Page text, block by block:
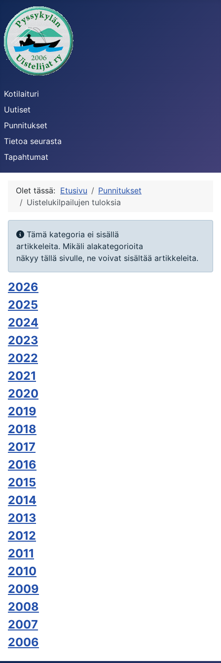
Kotilaituri
Uutiset
Punnitukset
Tietoa seurasta
Tapahtumat
Olet tässä: Etusivu
Punnitukset
Uistelukilpailujen tuloksia
Tietoa
Tämä kategoria ei sisällä
artikkeleita. Mikäli alakategorioita
näkyy tällä sivulle, ne voivat sisältää artikkeleita.
2026
2025
2024
2023
2022
2021
2020
2019
2018
2017
2016
2015
2014
2013
2012
2011
2010
2009
2008
2007
2006